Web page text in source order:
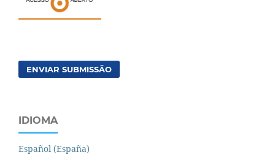
ENVIAR SUBMISSÃO
IDIOMA
Español (España)